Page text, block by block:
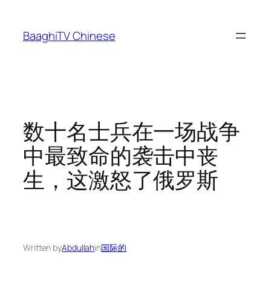
content
BaaghiTV Chinese
数十名士兵在一场战争
中最致命的袭击中丧
生，这激怒了俄罗斯
Written byAbdullahin国际的